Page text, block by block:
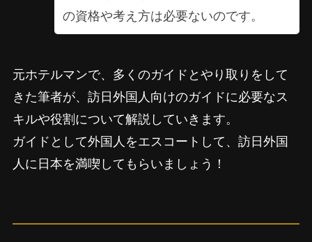
の資格や考え方は必要ないのです。
元ホテルマンで、多くのガイドとやり取りをして
きた筆者が、訪日外国人向けのガイドに必要なス
キルや役割について解説していきます。
ガイドとして外国人をエスコートして、訪日外国
人に日本を満喫してもらいましょう！